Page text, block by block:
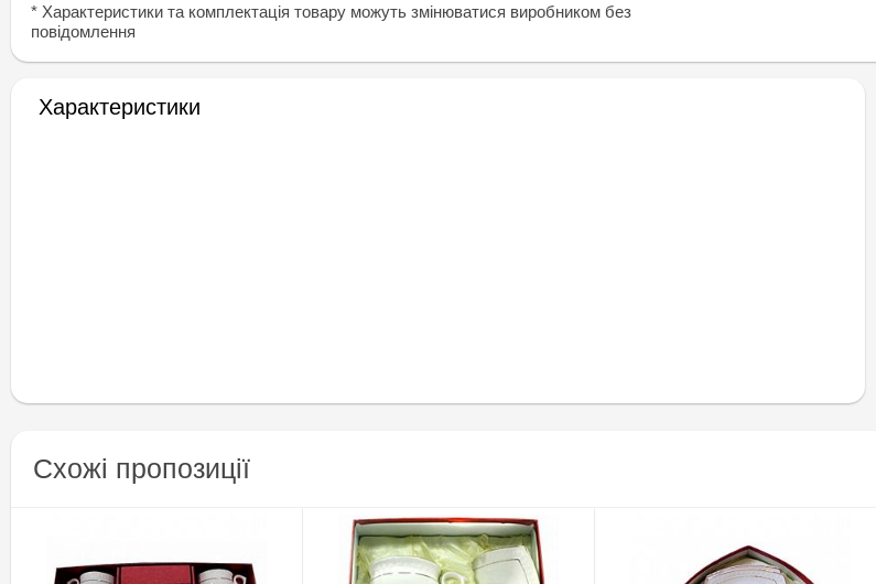
* Характеристики та комплектація товару можуть змінюватися виробником без
повідомлення
Характеристики
Схожі пропозиції